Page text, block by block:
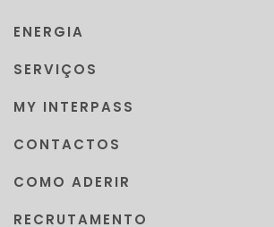
ENERGIA
SERVIÇOS
MY INTERPASS
CONTACTOS
COMO ADERIR
RECRUTAMENTO